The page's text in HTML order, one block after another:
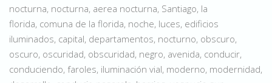
nocturna, nocturna, aerea nocturna, Santiago, la
florida, comuna de la florida, noche, luces, edificios
iluminados, capital, departamentos, nocturno, obscuro,
oscuro, oscuridad, obscuridad, negro, avenida, conducir,
conduciendo, faroles, iluminación vial, moderno, modernidad,